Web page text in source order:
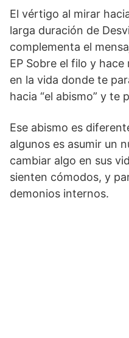
El vértigo al mirar
larga duración de
complementa el
EP Sobre el filo y
en la vida donde te
hacia “el abismo” y te
Ese abismo es
algunos es asumir un
cambiar algo en sus
sienten cómodos, y
demonios internos.